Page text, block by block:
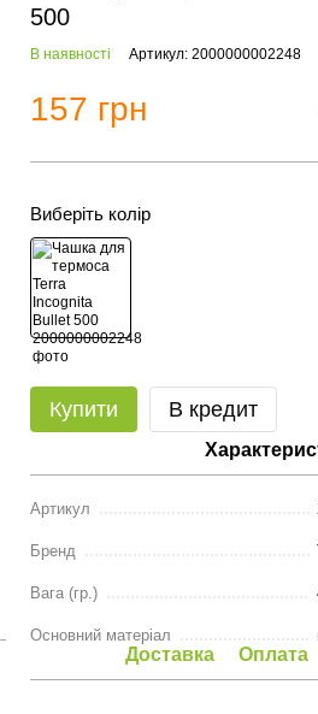
500
В наявності Артикул: 2000000002248
157 грн
Виберіть колір
Купити В кредит
Артикул
Бренд
Вага (гр.)
Основний матеріал
Доставка Оплата